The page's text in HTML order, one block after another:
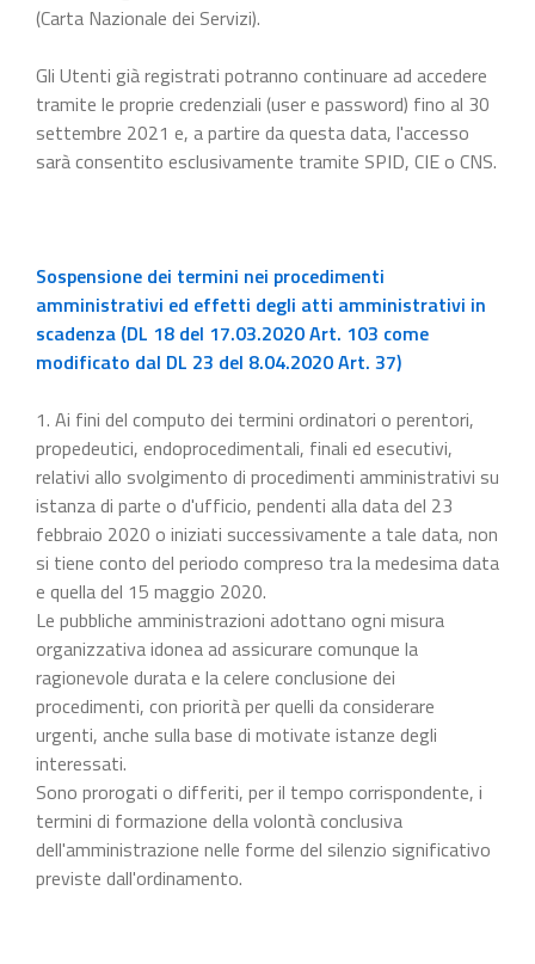
(Carta Nazionale dei Servizi).
Gli Utenti già registrati potranno continuare ad accedere
tramite le proprie credenziali (user e password) fino al 30
settembre 2021 e, a partire da questa data, l'accesso
sarà consentito esclusivamente tramite SPID, CIE o CNS.
Sospensione dei termini nei procedimenti
amministrativi ed effetti degli atti amministrativi in
scadenza (DL 18 del 17.03.2020 Art. 103 come
modificato dal DL 23 del 8.04.2020 Art. 37)
1. Ai fini del computo dei termini ordinatori o perentori,
propedeutici, endoprocedimentali, finali ed esecutivi,
relativi allo svolgimento di procedimenti amministrativi su
istanza di parte o d'ufficio, pendenti alla data del 23
febbraio 2020 o iniziati successivamente a tale data, non
si tiene conto del periodo compreso tra la medesima data
e quella del 15 maggio 2020.
Le pubbliche amministrazioni adottano ogni misura
organizzativa idonea ad assicurare comunque la
ragionevole durata e la celere conclusione dei
procedimenti, con priorità per quelli da considerare
urgenti, anche sulla base di motivate istanze degli
interessati.
Sono prorogati o differiti, per il tempo corrispondente, i
termini di formazione della volontà conclusiva
dell'amministrazione nelle forme del silenzio significativo
previste dall'ordinamento.